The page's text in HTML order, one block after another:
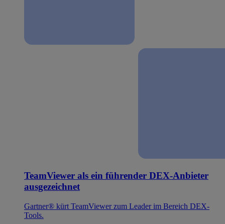
TeamViewer als ein führender DEX-Anbieter
ausgezeichnet
Gartner® kürt TeamViewer zum Leader im Bereich DEX-
Tools.